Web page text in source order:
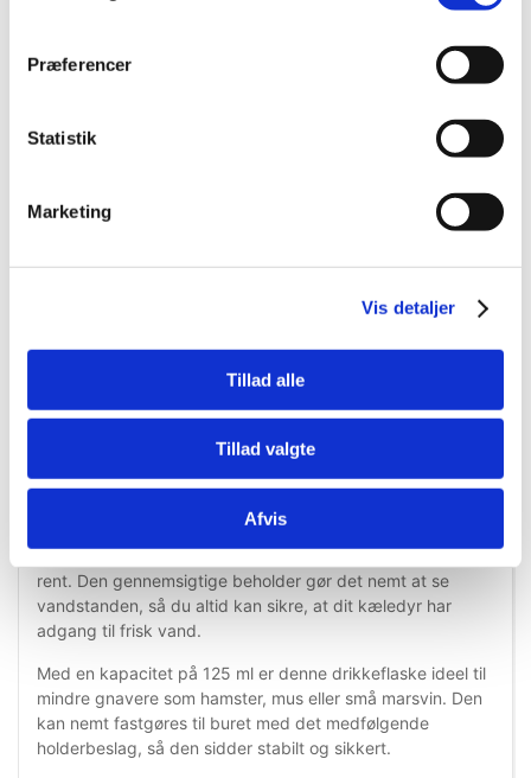
Præferencer
Statistik
Marketing
Vis detaljer
Tillad alle
Tillad valgte
Afvis
Specifikationer
Trixie Drikkeflaske 125 ml i glas er en praktisk og
hygiejnisk løsning til gnavere og smådyr. Flasken er
fremstillet af robust, gennemsigtigt glas, som er let at
rengøre og mere modstandsdygtigt over for ridser og lugt
sammenlignet med plastflasker.
Flasken er udstyret med et rustfrit stålrør med kugleventil,
der sikrer en drypfri vandtilførsel, så buret holdes tørt og
rent. Den gennemsigtige beholder gør det nemt at se
vandstanden, så du altid kan sikre, at dit kæledyr har
adgang til frisk vand.
Med en kapacitet på 125 ml er denne drikkeflaske ideel til
mindre gnavere som hamster, mus eller små marsvin. Den
kan nemt fastgøres til buret med det medfølgende
holderbeslag, så den sidder stabilt og sikkert.